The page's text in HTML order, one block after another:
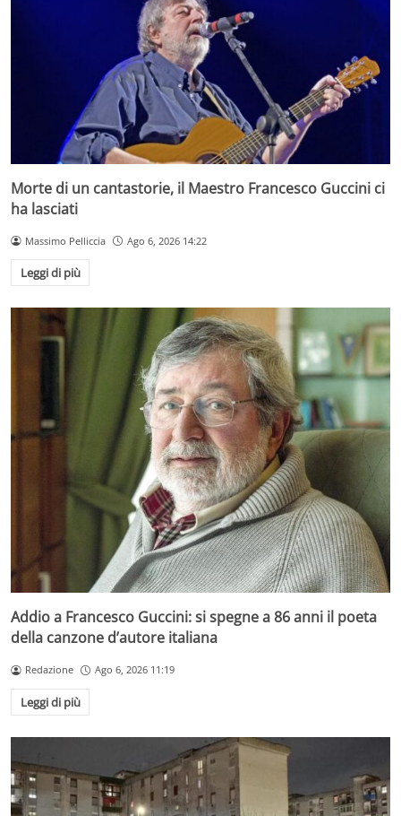
Morte di un cantastorie, il Maestro Francesco Guccini ci
ha lasciati
Massimo Pelliccia Ago 6, 2026 14:22
Leggi di più
Addio a Francesco Guccini: si spegne a 86 anni il poeta
della canzone d’autore italiana
Redazione Ago 6, 2026 11:19
Leggi di più